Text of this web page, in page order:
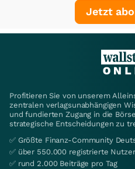
Jetzt
Profitieren Sie von unserem
zentralen verlagsunabhängigen
und fundierten Zugang in die
strategische Entscheidungen zu
✅ Größte Finanz-Community
✅ über 550.000 registrierte Nutzer
✅ rund 2.000 Beiträge pro Tag